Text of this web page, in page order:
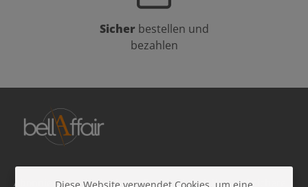
Sicher bestellen und
bezahlen
Abonniere den kostenlosen Beauty-Newsletter und sichere